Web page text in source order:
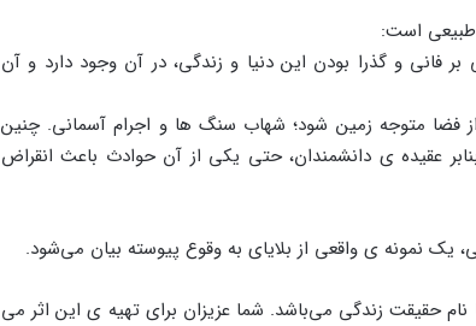
طبیعی است:
فانی و گذرا بودن این دنیا و زندگی، در آن وجود دارد و آن
متوجه زمین شود؛ شهاب سنگ ها و اجرام آسمانی. چنین
عقیده ی دانشمندان، حتی یکی از آن حوادث باعث انقراض
یک نمونه ی واقعی از بلایای به وقوع پیوسته بیان می‌شود.
حقیقت زندگی می‌باشد. شما عزیزان برای تهیه ی این اثر می